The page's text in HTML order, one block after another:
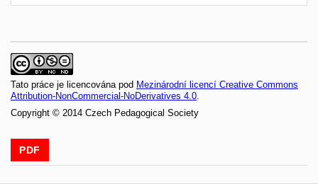
Tato práce je licencována pod Mezinárodní licencí Creative Commons
Attribution-NonCommercial-NoDerivatives 4.0.
Copyright © 2014 Czech Pedagogical Society
PDF